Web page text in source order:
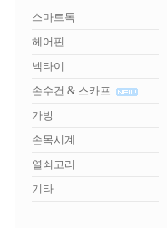
스마트톡
헤어핀
넥타이
손수건 & 스카프
가방
손목시계
열쇠고리
기타